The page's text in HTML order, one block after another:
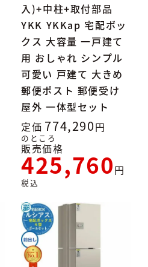
入)+中柱+取付部品
YKK YKKap 宅配ボッ
クス 大容量 一戸建て
用 おしゃれ シンプル
可愛い 戸建て 大きめ
郵便ポスト 郵便受け
屋外 一体型セット
定価 774,290
のところ
販売価格
425,760
税込